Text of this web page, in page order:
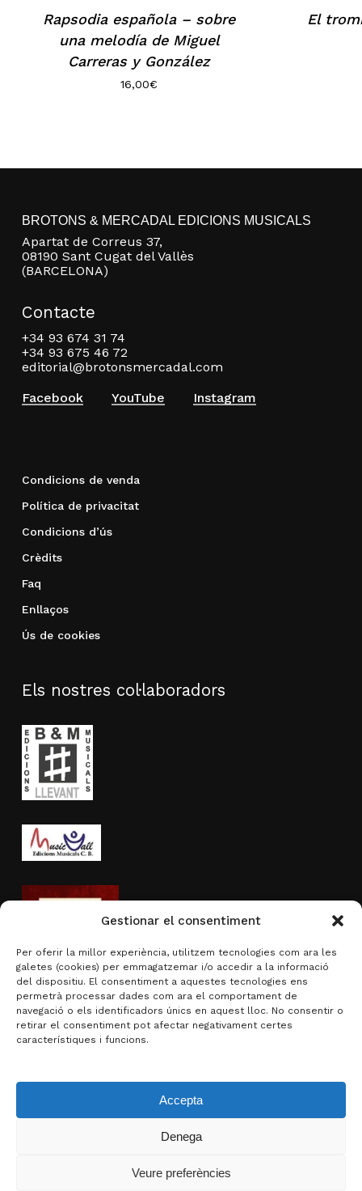
Gestionar el consentiment
Per oferir la millor experiència, utilitzem tecnologies com ara les
galetes (cookies) per emmagatzemar i/o accedir a la informació
del dispositiu. El consentiment a aquestes tecnologies ens
permetrà processar dades com ara el comportament de
navegació o els identificadors únics en aquest lloc. No consentir o
retirar el consentiment pot afectar negativament certes
característiques i funcions.
Accepta
Denega
Veure preferències
Visualitza la cistella Finalitza la compra
Rapsodia española – sobre
una melodía de Miguel
Carreras y González
16,00€
El
BROTONS & MERCADAL EDICIONS MUSICALS
Apartat de Correus 37,
08190 Sant Cugat del Vallès
(BARCELONA)
Contacte
+34 93 674 31 74
+34 93 675 46 72
editorial@brotonsmercadal.com
Facebook
YouTube Instagram
Condicions de venda
Política de privacitat
Condicions d’ús
Crèdits
Faq
Enllaços
Ús de cookies
Els nostres col·laboradors
Activitat subvencionada per
© 2026 Brotons & Mercadal.